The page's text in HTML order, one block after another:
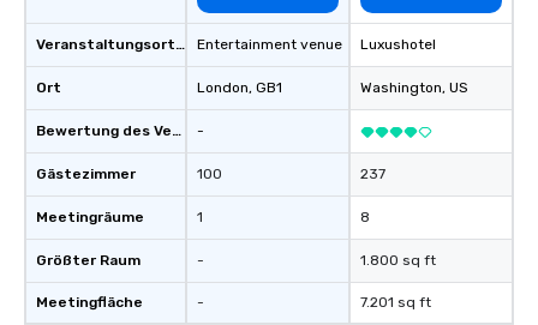
Veranstaltungsortstyp
Ort
Bewertung des Veranstaltungsortes
Gästezimmer
Meetingräume
Größter Raum
Meetingfläche
Entertainment venue
London, GB1
-
100
1
-
-
Luxushotel
Washington, US
237
8
1.800 sq ft
7.201 sq ft